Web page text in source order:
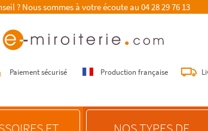
? Nous sommes à votre écoute au 04 28 29 76 13
Paiement sécurisé Production française